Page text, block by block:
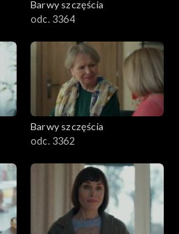
Barwy szczęścia
odc. 3364
Barwy szczęścia
odc. 3362